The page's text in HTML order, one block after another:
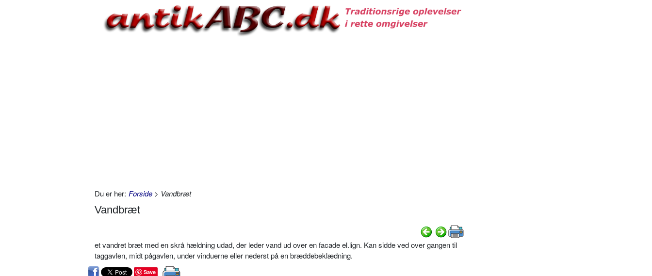
Du er her: Forside > Vandbræt
Vandbræt
et vandret bræt med en skrå hældning udad, der leder vand ud over en facade el.lign. Kan sidde ved over gangen til
taggavlen, midt pågavlen, under vinduerne eller nederst på en bræddebeklædning.
Save